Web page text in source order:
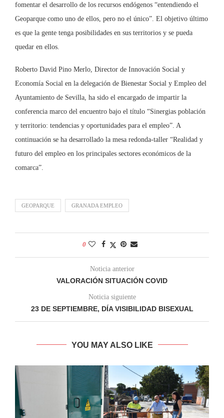
fomentar el desarrollo de los recursos endógenos “entendiendo el
Geoparque como uno de ellos, pero no el único”. El objetivo último
es que la gente tenga posibilidades en sus territorios y se pueda
quedar en ellos.
Roberto David Pino Merlo, Director de Innovación Social y
Economía Social en la delegación de Bienestar Social y Empleo del
Ayuntamiento de Sevilla, ha sido el encargado de impartir la
conferencia marco del encuentro bajo el título “Sinergias población
y territorio: tendencias y oportunidades para el empleo”. A
continuación se ha desarrollado la mesa redonda-taller “Realidad y
futuro del empleo en los principales sectores económicos de la
comarca”.
GEOPARQUE GRANADA EMPLEO
0
Noticia anterior
VALORACIÓN SITUACIÓN COVID
Noticia siguiente
23 DE SEPTIEMBRE, DÍA VISIBILIDAD BISEXUAL
YOU MAY ALSO LIKE